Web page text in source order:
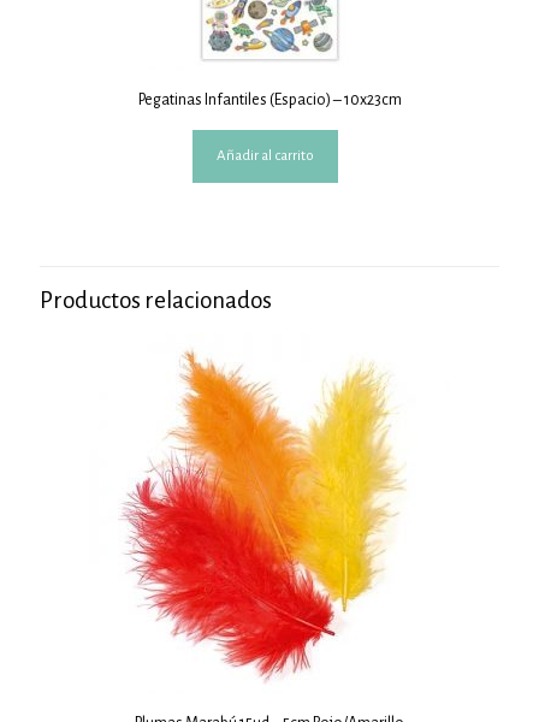
Pegatinas Infantiles (Espacio) – 10x23cm
Añadir al carrito
Productos relacionados